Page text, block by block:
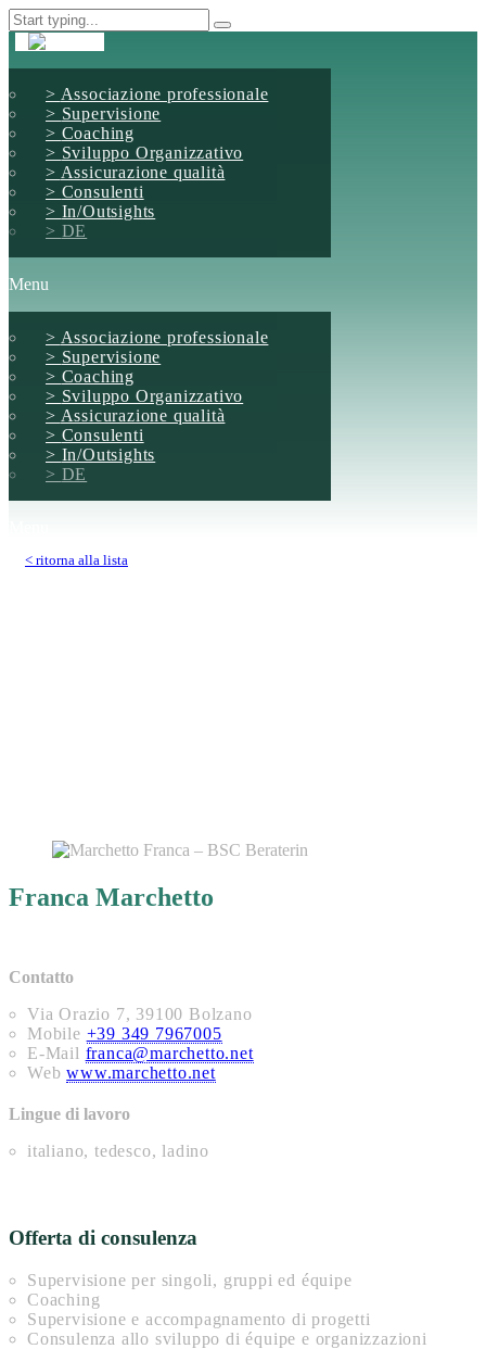
Associazione professionale
Supervisione
Coaching
Sviluppo Organizzativo
Assicurazione qualità
Consulenti
In/Outsights
DE
Menu
Associazione professionale
Supervisione
Coaching
Sviluppo Organizzativo
Assicurazione qualità
Consulenti
In/Outsights
DE
< ritorna alla lista
Franca Marchetto
Contatto
Via Orazio 7, 39100 Bolzano
Mobile +39 349 7967005
E-Mail franca@marchetto.net
Webwww.marchetto.net
Lingue di lavoro
italiano, tedesco, ladino
Offerta di consulenza
Supervisione per singoli, gruppi ed équipe
Coaching
Supervisione e accompagnamento di progetti
Consulenza allo sviluppo di équipe e organizzazioni